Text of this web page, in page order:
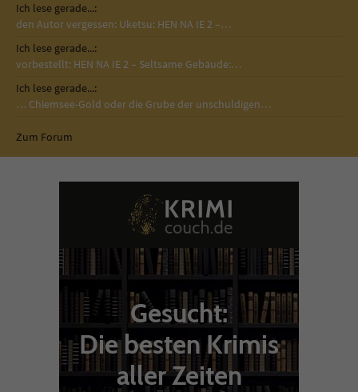
Ich lese gerade...:
den Autor vergessen: Uketsu: HEN NA IE 2 –…
Ich lese gerade...:
vorbestellt: HEN NA IE 2 – Seltsame Gebäude:…
Ich lese gerade...:
… Chiemsee-Gold oder die Grube der unschuldigen…
Zum Forum
Gesucht:
Die besten Krimis
aller Zeiten